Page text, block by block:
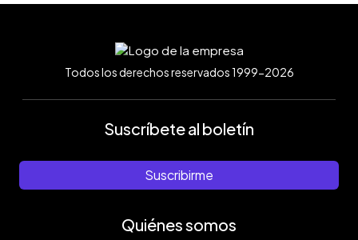
Todos los derechos reservados 1999-2026
Suscríbete al boletín
Suscribirme
Quiénes somos